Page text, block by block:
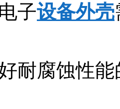
子设备外壳
耐腐蚀性